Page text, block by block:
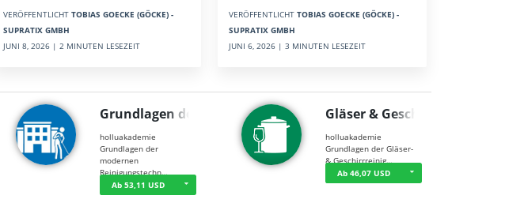
VERÖFFENTLICHT TOBIAS GOECKE (GÖCKE) -
SUPRATIX GMBH
JUNI 8, 2026 | 2 MINUTEN LESEZEIT
VERÖFFENTLICHT TOBIAS GOECKE (GÖCKE) -
SUPRATIX GMBH
JUNI 6, 2026 | 3 MINUTEN LESEZEIT
Grundlagen der …
holluakademie
Grundlagen der
modernen
Reinigungstechn…
Ab 53,11 USD
Gläser & Geschi…
holluakademie
Grundlagen der Gläser-
& Geschirrreinig…
Ab 46,07 USD